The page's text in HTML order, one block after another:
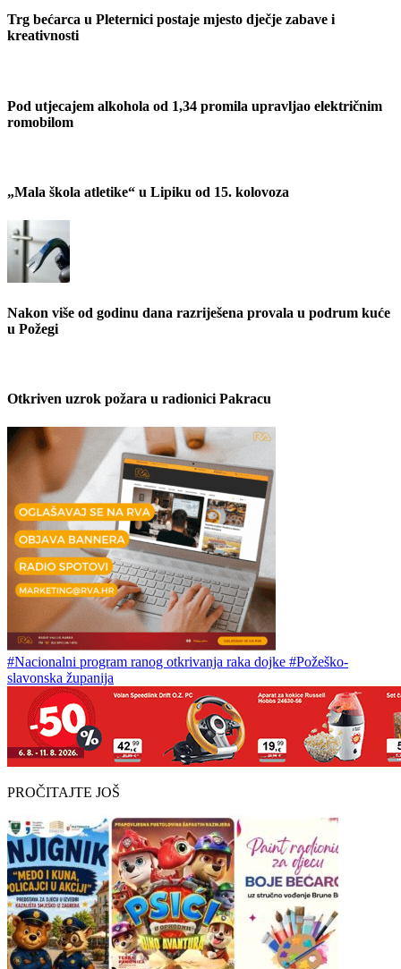
Trg bećarca u Pleternici postaje mjesto dječje zabave i
kreativnosti
Pod utjecajem alkohola od 1,34 promila upravljao električnim
romobilom
„Mala škola atletike“ u Lipiku od 15. kolovoza
Nakon više od godinu dana razriješena provala u podrum kuće
u Požegi
Otkriven uzrok požara u radionici Pakracu
#Nacionalni program ranog otkrivanja raka dojke #Požeško-
slavonska županija
PROČITAJTE JOŠ